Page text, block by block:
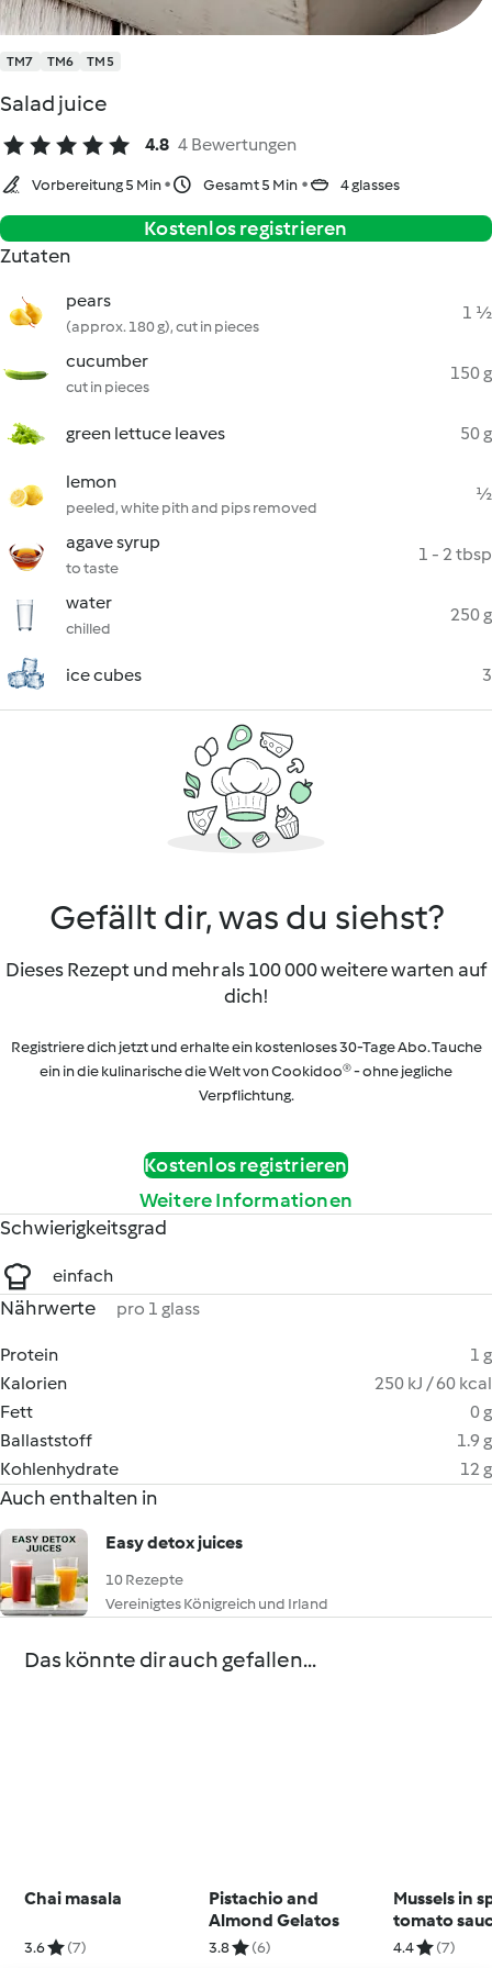
TM7 TM6 TM5
Salad juice
4.8 4 Bewertungen
Vorbereitung 5 Min Gesamt 5 Min 4 glasses
Kostenlos registrieren
Zutaten
pears
(approx. 180 g), cut in pieces
1 ½
cucumber
cut in pieces
150 g
green lettuce leaves 50 g
lemon
peeled, white pith and pips removed
½
agave syrup
to taste
1 - 2 tbsp
water
chilled
250 g
ice cubes 3
Gefällt dir, was du siehst?
Dieses Rezept und mehr als 100 000 weitere warten auf
dich!
Registriere dich jetzt und erhalte ein kostenloses 30-Tage Abo. Tauche
ein in die kulinarische die Welt von Cookidoo® - ohne jegliche
Verpflichtung.
Kostenlos registrieren
Weitere Informationen
Schwierigkeitsgrad
einfach
Nährwerte pro 1 glass
Protein
1 g
Kalorien
250 kJ / 60 kcal
Fett
0 g
Ballaststoff
1.9 g
Kohlenhydrate
12 g
Auch enthalten in
Easy detox juices
10 Rezepte
Vereinigtes Königreich und Irland
Das könnte dir auch gefallen...
Chai masala
3.6 (7)
Pistachio and
Almond Gelatos
3.8 (6)
Mussels in
tomato
4.4 (7)